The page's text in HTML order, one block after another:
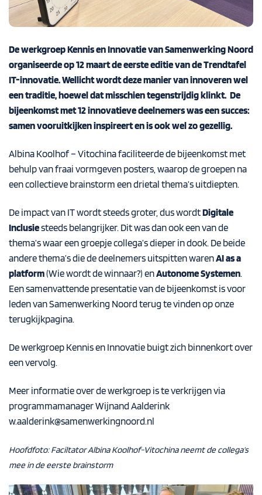
De werkgroep Kennis en Innovatie van Samenwerking Noord
organiseerde op 12 maart de eerste editie van de Trendtafel
IT-innovatie. Wellicht wordt deze manier van innoveren wel
een traditie, hoewel dat misschien tegenstrijdig klinkt. De
bijeenkomst met 12 innovatieve deelnemers was een succes:
samen vooruitkijken inspireert en is ook wel zo gezellig.
Albina Koolhof – Vitochina faciliteerde de bijeenkomst met
behulp van fraai vormgeven posters, waarop de groepen na
een collectieve brainstorm een drietal thema’s uitdiepten.
De impact van IT wordt steeds groter, dus wordtDigitale
Inclusiesteeds belangrijker. Dit was dan ook een van de
thema’s waar een groepje collega’s dieper in dook. De beide
andere thema’s die de deelnemers uitspitten warenAI as a
platform(Wie wordt de winnaar?) enAutonome Systemen.
Een samenvattende presentatie van de bijeenkomst is voor
leden van Samenwerking Noord terug te vinden op onze
terugkijkpagina.
De werkgroep Kennis en Innovatie buigt zich binnenkort over
een vervolg.
Meer informatie over de werkgroep is te verkrijgen via
programmamanager Wijnand Aalderink
w.aalderink@samenwerkingnoord.nl
Hoofdfoto:FaciltatorAlbinaKoolhof-Vitochina neemt de collega’s
mee in de eerste brainstorm